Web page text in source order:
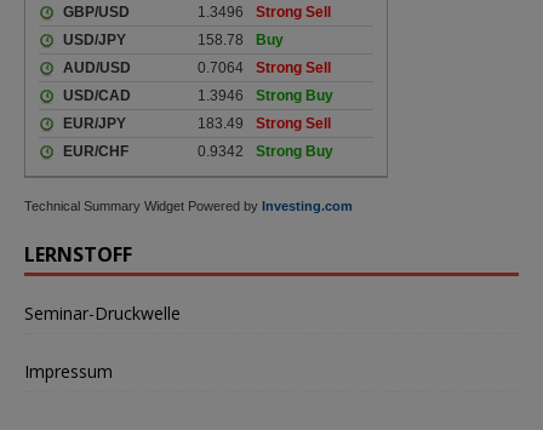
Technical Summary Widget Powered by Investing.com
LERNSTOFF
Seminar-Druckwelle
Impressum